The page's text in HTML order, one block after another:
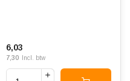
6,03
7,30 Incl. btw